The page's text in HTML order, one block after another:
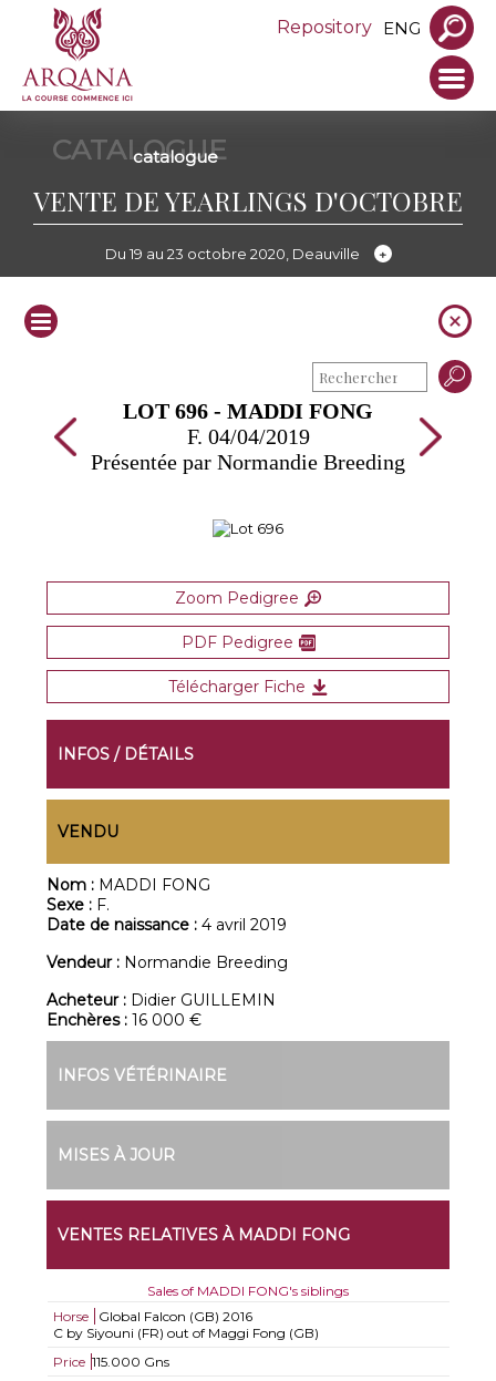
Repository ENG
CATALOGUE
catalogue
VENTE DE YEARLINGS D'OCTOBRE
Du 19 au 23 octobre 2020, Deauville
LOT 696 - MADDI FONG
F. 04/04/2019
Présentée par Normandie Breeding
Zoom Pedigree
PDF Pedigree
Télécharger Fiche
INFOS / DÉTAILS
VENDU
Nom : MADDI FONG
Sexe : F.
Date de naissance :4 avril 2019
Vendeur : Normandie Breeding
Acheteur : Didier GUILLEMIN
Enchères :16 000 €
INFOS VÉTÉRINAIRE
MISES À JOUR
VENTES RELATIVES À MADDI FONG
Sales of MADDI FONG's siblings
Horse
Global Falcon (GB) 2016
C by Siyouni (FR) out of Maggi Fong (GB)
Price 115.000 Gns